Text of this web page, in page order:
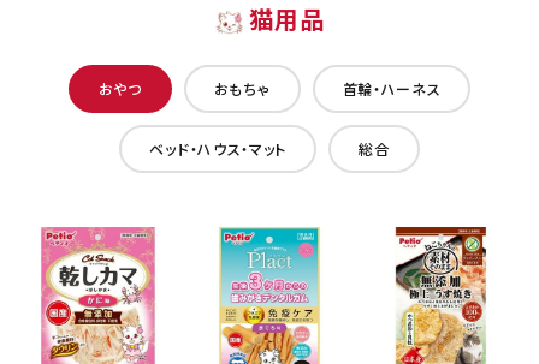
猫用品
おやつ おもちゃ 首輪・ハーネス
ベッド・ハウス・マット 総合